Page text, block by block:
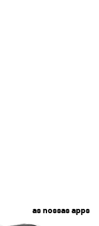
as nossas apps